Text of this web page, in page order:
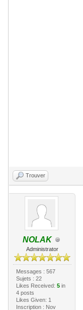
Trouver
NOLAK
Administrator
Messages : 567
Sujets : 22
Likes Received: 5in
4 posts
Likes Given: 1
Inscription : Nov